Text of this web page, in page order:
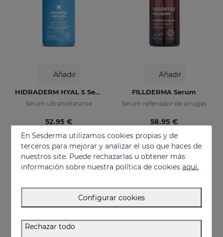
Añadir
HIDRADERM HYAL 5 Serum
Sérum ultrahidratante
52.95 €
Añadir
FILLDERMA Serum
Serum rellenador de arrugas
58.95 €
En Sesderma utilizamos cookies propias y de
terceros para mejorar y analizar el uso que haces de
nuestros site. Puede rechazarlas u obtener más
información sobre nuestra política de cookiesaquí.
Configurar cookies
Rechazar todo